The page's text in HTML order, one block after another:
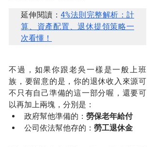
延伸閱讀：4%法則完整解析：計
算、資產配置、退休提領策略一
次看懂！
不過，如果你跟老吳一樣是一般上班
族，要留意的是，你的退休收入來源可
不只有自己準備的這一部分喔，還要可
以再加上兩塊，分別是：
政府幫他準備的： 勞保老年給付
公司依法幫他存的： 勞工退休金